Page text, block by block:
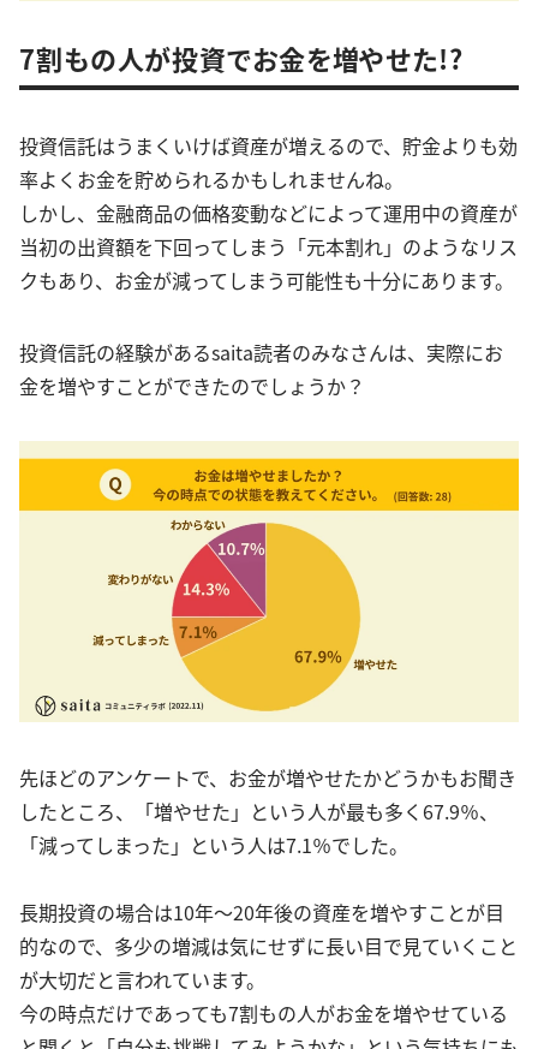
7割もの人が投資でお金を増やせた!?
投資信託はうまくいけば資産が増えるので、貯金よりも効
率よくお金を貯められるかもしれませんね。
しかし、金融商品の価格変動などによって運用中の資産が
当初の出資額を下回ってしまう「元本割れ」のようなリス
クもあり、お金が減ってしまう可能性も十分にあります。
投資信託の経験があるsaita読者のみなさんは、実際にお
金を増やすことができたのでしょうか？
先ほどのアンケートで、お金が増やせたかどうかもお聞き
したところ、「増やせた」という人が最も多く67.9％、
「減ってしまった」という人は7.1％でした。
長期投資の場合は10年〜20年後の資産を増やすことが目
的なので、多少の増減は気にせずに長い目で見ていくこと
が大切だと言われています。
今の時点だけであっても7割もの人がお金を増やせている